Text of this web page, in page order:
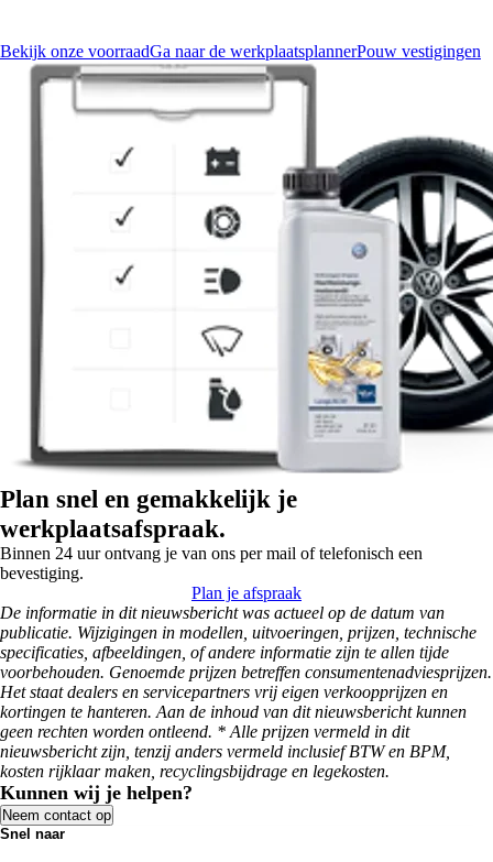
Bekijk onze voorraadGa naar de werkplaatsplannerPouw vestigingen
Plan snel en gemakkelijk je
werkplaatsafspraak.
Binnen 24 uur ontvang je van ons per mail of telefonisch een
bevestiging.
Plan je afspraak
De informatie in dit nieuwsbericht was actueel op de datum van
publicatie. Wijzigingen in modellen, uitvoeringen, prijzen, technische
specificaties, afbeeldingen, of andere informatie zijn te allen tijde
voorbehouden. Genoemde prijzen betreffen consumentenadviesprijzen.
Het staat dealers en servicepartners vrij eigen verkoopprijzen en
kortingen te hanteren. Aan de inhoud van dit nieuwsbericht kunnen
geen rechten worden ontleend. * Alle prijzen vermeld in dit
nieuwsbericht zijn, tenzij anders vermeld inclusief BTW en BPM,
kosten rijklaar maken, recyclingsbijdrage en legekosten.
Kunnen wij je helpen?
Neem contact op
Snel naar